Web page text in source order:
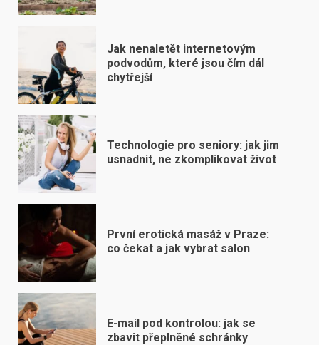
Jak nenaletět internetovým
podvodům, které jsou čím dál
chytřejší
Technologie pro seniory: jak jim
usnadnit, ne zkomplikovat život
První erotická masáž v Praze:
co čekat a jak vybrat salon
E-mail pod kontrolou: jak se
zbavit přeplněné schránky